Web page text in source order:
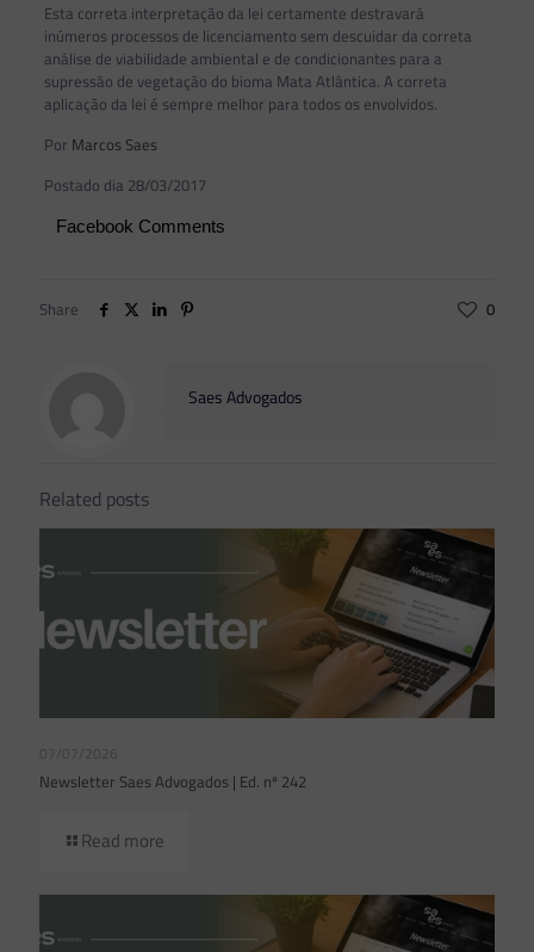
Esta correta interpretação da lei certamente destravará
inúmeros processos de licenciamento sem descuidar da correta
análise de viabilidade ambiental e de condicionantes para a
supressão de vegetação do bioma Mata Atlântica. A correta
aplicação da lei é sempre melhor para todos os envolvidos.
Por Marcos Saes
Postado dia 28/03/2017
Facebook Comments
Share 0
Saes Advogados
Related posts
07/07/2026
Newsletter Saes Advogados | Ed. nº 242
Read more